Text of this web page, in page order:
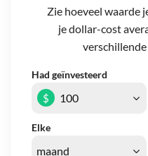
Zie hoeveel waarde
je dollar-cost
Had geïnvesteerd
Elke
$